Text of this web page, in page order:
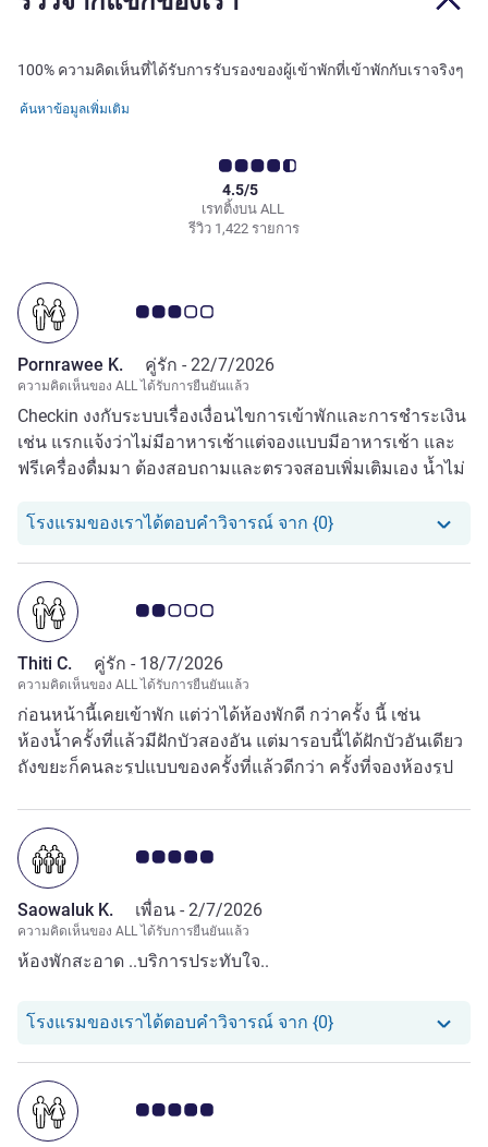
100% ความคิดเห็นที่ได้รับการรับรองของผู้เข้าพักที่เข้าพักกับเราจริงๆ
ค้นหาข้อมูลเพิ่มเติม
เรทติ้งบน ALL
4.5/5
รีวิว 1,422 รายการ
คะแนนความคิดเห็นจากแขก 3.0/5
Pornrawee K. คู่รัก - 22/7/2026
ความคิดเห็นของ ALL ได้รับการยืนยันแล้ว
Checkin งงกับระบบเรื่องเงื่อนไขการเข้าพักและการชำระเงิน
เช่น แรกแจ้งว่าไม่มีอาหารเช้าแต่จองแบบมีอาหารเช้า และ
ฟรีเครื่องดื่มมา ต้องสอบถามและตรวจสอบเพิ่มเติมเอง น้ำไม่
โรงแรมของเราได้ตอบคำวิจารณ์ จาก {0}โรงแรมของเราได้
คะแนนความคิดเห็นจากแขก 2.0/5
Thiti C. คู่รัก - 18/7/2026
ความคิดเห็นของ ALL ได้รับการยืนยันแล้ว
ก่อนหน้านี้เคยเข้าพัก แต่ว่าได้ห้องพักดี กว่าครั้ง นี้ เช่น
ห้องน้ำครั้งที่แล้วมีฝักบัวสองอัน แต่มารอบนี้ได้ฝักบัวอันเดียว
ถังขยะก็คนละรูปแบบของครั้งที่แล้วดีกว่า ครั้งที่จองห้องรูป
คะแนนความคิดเห็นจากแขก 5.0/5
Saowaluk K. เพื่อน - 2/7/2026
ความคิดเห็นของ ALL ได้รับการยืนยันแล้ว
ห้องพักสะอาด ..บริการประทับใจ..
โรงแรมของเราได้ตอบคำวิจารณ์ จาก {0}โรงแรมของเราได้
คะแนนความคิดเห็นจากแขก 5.0/5